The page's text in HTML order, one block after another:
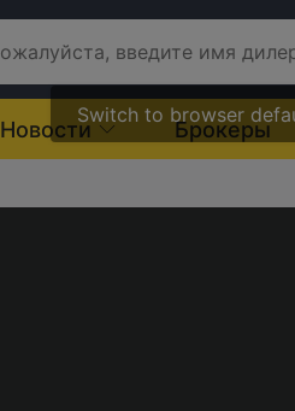
Switch to browser
Новости Брокеры